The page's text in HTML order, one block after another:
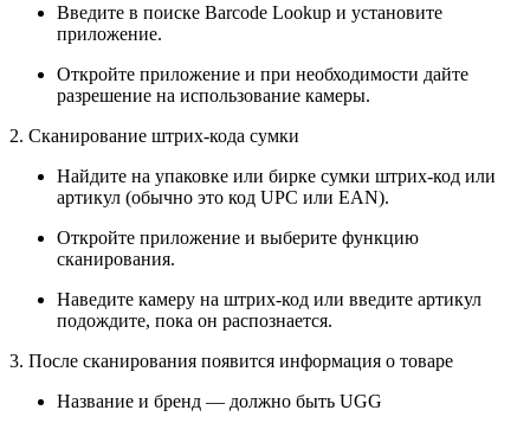
Введите в поиске Barcode Lookup и установите
приложение.
Откройте приложение и при необходимости дайте
разрешение на использование камеры.
2. Сканирование штрих-кода сумки
Найдите на упаковке или бирке сумки штрих-код или
артикул (обычно это код UPC или EAN).
Откройте приложение и выберите функцию
сканирования.
Наведите камеру на штрих-код или введите артикул
подождите, пока он распознается.
3. После сканирования появится информация о товаре
Название и бренд — должно быть UGG